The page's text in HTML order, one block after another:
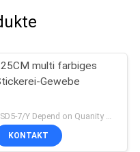
multi farbiges
Gewebe
USD5-7/Y Depend on Quanity MOQ:10yards
KONTAKT